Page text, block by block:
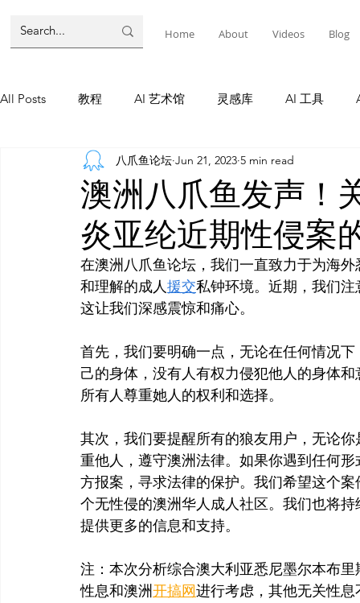
Home About Videos Blog
All Posts 教程 AI 艺术馆 灵感库 AI 工具
AI 工具 AI Tool Tutorials
灵感库 AI 新闻 灵感库 教程
澳洲八爪鱼发声！
炎亚纶近期性侵案
八爪鱼论坛 Jun 21, 2023 5 min read
在澳洲八爪鱼论坛，我们一直致力于为海
和理解的成人援交私钟环境。近期，我们
这让我们深感震惊和痛心。
首先，我们要明确一点，无论在任何情况
己的身体，没有人有权力侵犯他人的身体
所有人尊重她人的权利和选择。
其次，我们要提醒所有的狼友用户，无论
重他人，遵守澳洲法律。如果你遇到任何
方报案，寻求法律的保护。我们希望这个
个无性侵的澳洲华人成人社区。我们也将
提供更多的信息和支持。
注：本次分析综合澳大利亚悉尼墨尔本布
性息和澳洲开搞网进行考虑，其他无关性